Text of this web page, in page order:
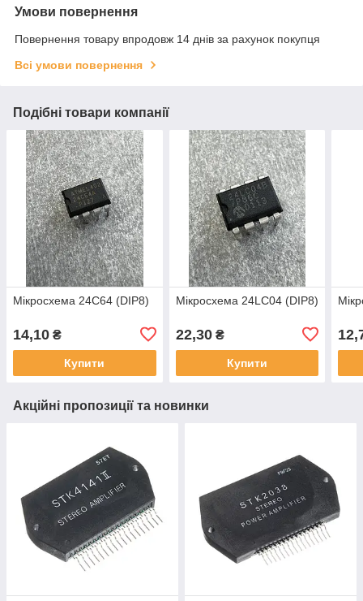
Умови повернення
Повернення товару впродовж 14 днів за рахунок покупця
Всі умови повернення
Подібні товари компанії
Мікросхема 24C64 (DIP8)
14,10 ₴
Купити
Мікросхема 24LC04 (DIP8)
22,30₴
Купити
Акційні пропозиції та новинки